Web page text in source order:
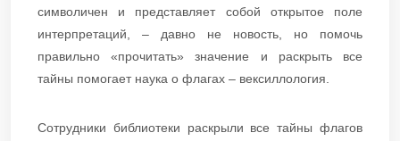
символичен и представляет собой открытое поле
интерпретаций, – давно не новость, но помочь
правильно «прочитать» значение и раскрыть все
тайны помогает наука о флагах – вексиллология.
Сотрудники библиотеки раскрыли все тайны флагов